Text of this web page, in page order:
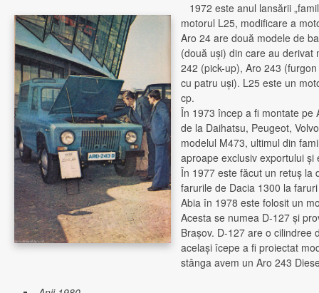
1972 este anul lansării
motorul L25, modificare a
Aro 24 are două modele de
(două uşi) din care au derivat
242 (pick-up), Aro 243
cu patru uşi). L25 este un
cp.
În 1973 încep a fi montate pe
de la Daihatsu, Peugeot,
modelul M473, ultimul din
aproape exclusiv exportului
În 1977 este făcut un retuş la
farurile de Dacia 1300 la
Abia în 1978 este folosit un
Acesta se numea D-127 şi
Braşov. D-127 are o cilindree
acelaşi îcepe a fi proiectat
stânga avem un Aro 243